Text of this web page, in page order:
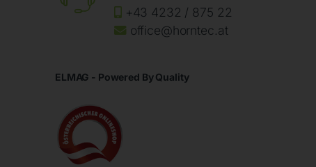
+43 4232 / 875 22
office@horntec.at
ELMAG - Powered By Quality